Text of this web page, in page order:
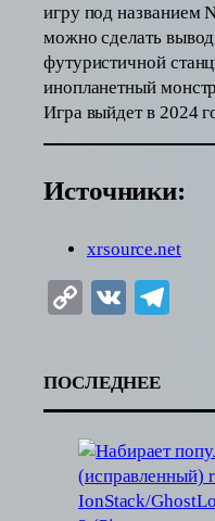
игру под названием
можно сделать
футуристичной
инопланетный
Игра выйдет в 2024
Источники:
xrsource.net
Copy
VK
ПОСЛЕДНЕЕ